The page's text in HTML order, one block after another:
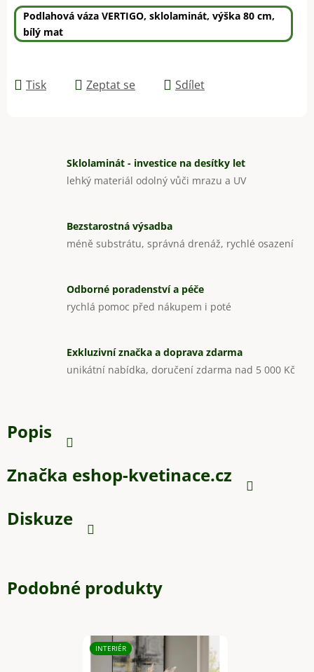
Podlahová váza VERTIGO, sklolaminát, výška 80 cm,
bílý mat
Tisk Zeptat se Sdílet
Sklolaminát - investice na desítky let
lehký materiál odolný vůči mrazu a UV
Bezstarostná výsadba
méně substrátu, správná drenáž, rychlé osazení
Odborné poradenství a péče
rychlá pomoc před nákupem i poté
Exkluzivní značka a doprava zdarma
unikátní nabídka, doručení zdarma nad 5 000 Kč
Popis
Značka eshop-kvetinace.cz
Diskuze
Podobné produkty
INTERIÉR